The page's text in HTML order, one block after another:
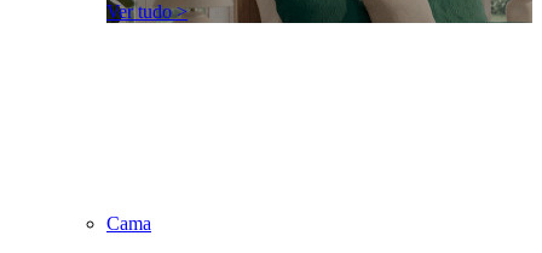
Ver tudo >
Cama